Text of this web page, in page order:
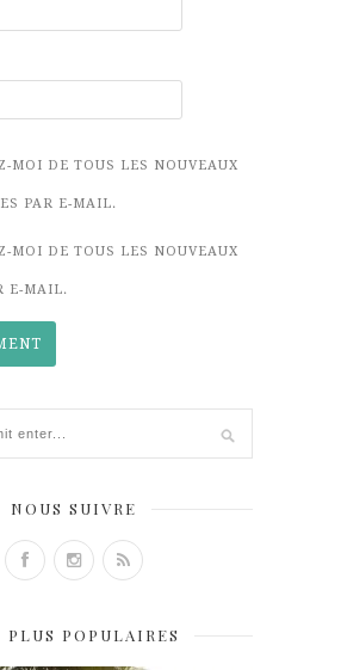
MOI DE TOUS LES NOUVEAUX
PAR E-MAIL.
MOI DE TOUS LES NOUVEAUX
E-MAIL.
NOUS SUIVRE
PLUS POPULAIRES